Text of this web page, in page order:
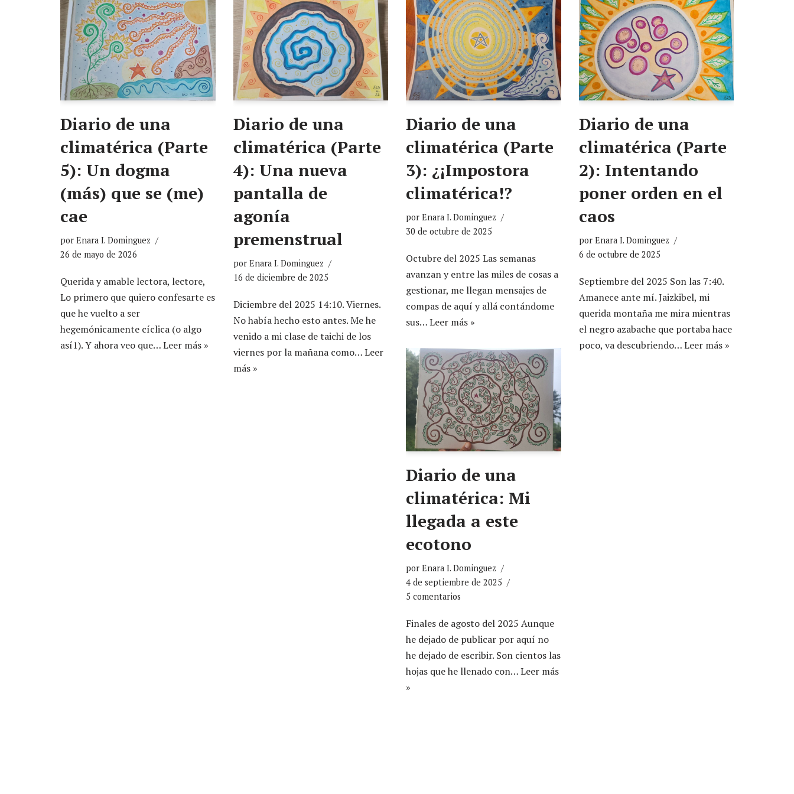
Diario de una
climatérica (Parte
5): Un dogma
(más) que se (me)
cae
por Enara I. Dominguez
26 de mayo de 2026
Querida y amable lectora, lectore,
Lo primero que quiero confesarte es
que he vuelto a ser
hegemónicamente cíclica (o algo
así1). Y ahora veo que…Leer más »
Diario de una
climatérica (Parte
4): Una nueva
pantalla de
agonía
premenstrual
por Enara I. Dominguez
16 de diciembre de 2025
Diciembre del 2025 14:10. Viernes.
No había hecho esto antes. Me he
venido a mi clase de taichi de los
viernes por la mañana como…Leer
más »
Diario de una
climatérica (Parte
3): ¿¡Impostora
climatérica!?
por Enara I. Dominguez
30 de octubre de 2025
Octubre del 2025 Las semanas
avanzan y entre las miles de cosas a
gestionar, me llegan mensajes de
compas de aquí y allá contándome
sus…Leer más »
Diario de una
climatérica (Parte
2): Intentando
poner orden en el
caos
por Enara I. Dominguez
6 de octubre de 2025
Septiembre del 2025 Son las 7:40.
Amanece ante mí. Jaizkibel, mi
querida montaña me mira mientras
el negro azabache que portaba hace
poco, va descubriendo…Leer más »
Diario de una
climatérica: Mi
llegada a este
ecotono
por Enara I. Dominguez
4 de septiembre de 2025
5 comentarios
Finales de agosto del 2025 Aunque
he dejado de publicar por aquí no
he dejado de escribir. Son cientos las
hojas que he llenado con…Leer más
»